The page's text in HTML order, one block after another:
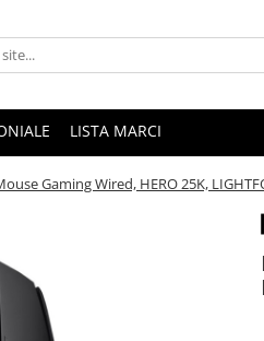
LISTA MARCI
Gaming Wired, HERO 25K,